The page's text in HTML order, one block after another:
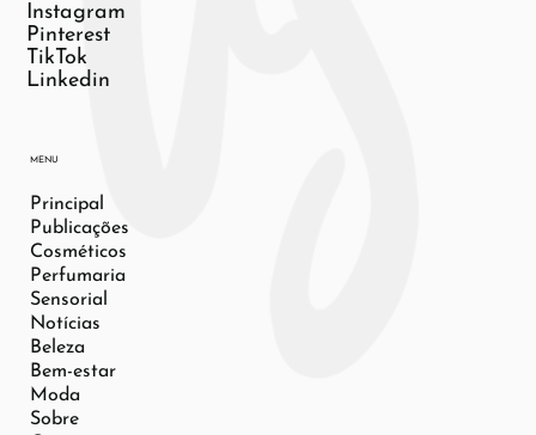
Instagram
Pinterest
TikTok
Linkedin
MENU
Principal
Publicações
Cosméticos
Perfumaria
Sensorial
Notícias
Beleza
Bem-estar
Moda
Sobre